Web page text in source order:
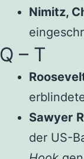
Nimitz,
Q – T
Sawyer
der US-